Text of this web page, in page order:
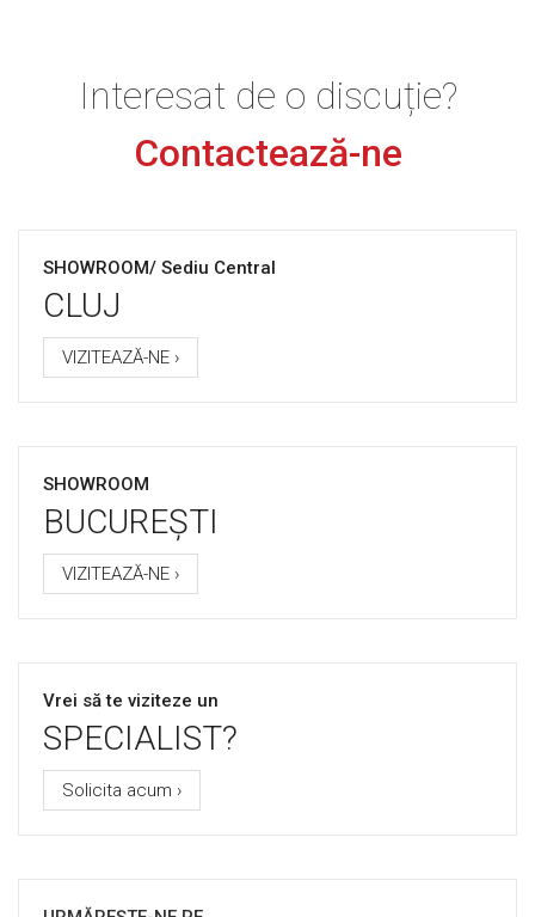
Interesat de o discuție?
Contactează-ne
SHOWROOM/ Sediu Central
CLUJ
VIZITEAZĂ-NE ›
SHOWROOM
BUCUREȘTI
VIZITEAZĂ-NE ›
Vrei să te viziteze un
SPECIALIST?
Solicita acum ›